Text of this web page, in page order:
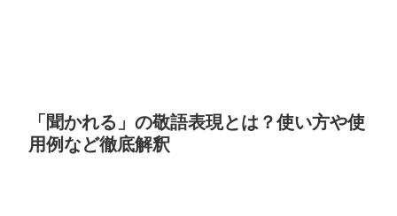
「聞かれる」の敬語表現とは？使い方や使
用例など徹底解釈